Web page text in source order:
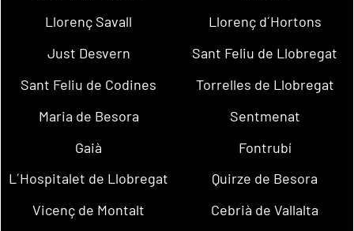
Llorenç Savall
Llorenç d´Hortons
Just Desvern
Sant Feliu de Llobregat
Sant Feliu de Codines
Torrelles de Llobregat
Maria de Besora
Sentmenat
Gaià
Fontrubí
L´Hospitalet de Llobregat
Quirze de Besora
Vicenç de Montalt
Cebrià de Vallalta